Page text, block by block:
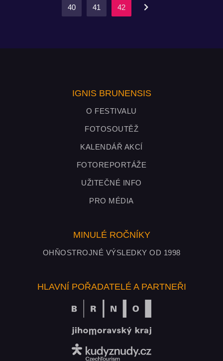
40 41 42
IGNIS BRUNENSIS
O FESTIVALU
FOTOSOUTĚŽ
KALENDÁŘ AKCÍ
FOTOREPORTÁŽE
UŽITEČNÉ INFO
PRO MÉDIA
MINULÉ ROČNÍKY
OHŇOSTROJNÉ VÝSLEDKY OD 1998
HLAVNÍ POŘADATELÉ A PARTNEŘI